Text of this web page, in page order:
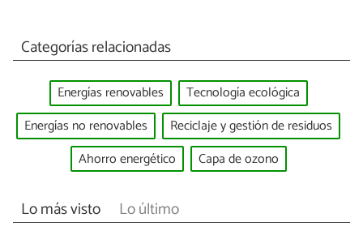
Categorías relacionadas
Energías renovables
Tecnología ecológica
Energías no renovables
Reciclaje y gestión de residuos
Ahorro energético
Capa de ozono
Lo más visto Lo último